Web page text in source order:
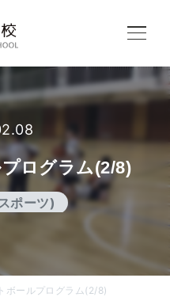
ログラム(2/8)
ポーツ)
ボールプログラム(2/8)